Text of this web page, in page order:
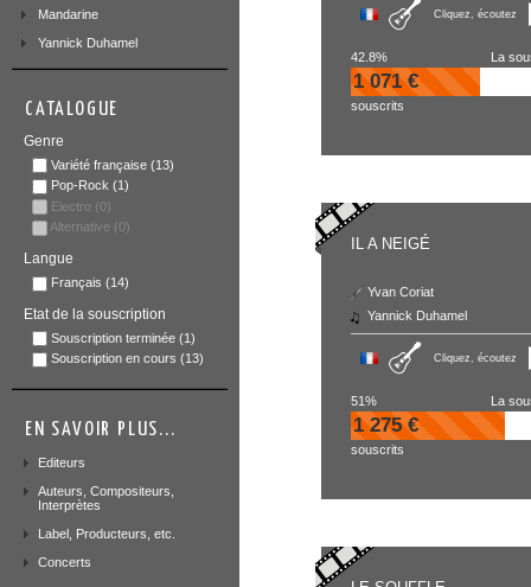
Mandarine
Yannick Duhamel
CATALOGUE
Genre
Variété française (13)
Pop-Rock (1)
Electro (0)
Alternative (0)
Langue
Français (14)
Etat de la souscription
Souscription terminée (1)
Souscription en cours (13)
EN SAVOIR PLUS...
Editeurs
Auteurs, Compositeurs,
Interprètes
Label, Producteurs, etc.
Concerts
Cliquez, écoutez
42.8% La
1 071 €
souscrits
IL A NEIGÉ
Yvan Coriat
Yannick Duhamel
Cliquez, écoutez
51% La
1 275 €
souscrits